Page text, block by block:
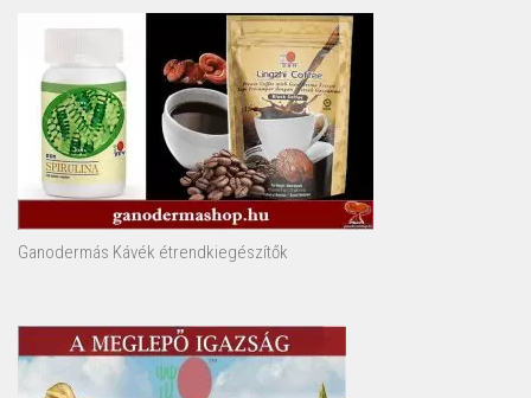
Ganodermás Kávék étrendkiegészítők